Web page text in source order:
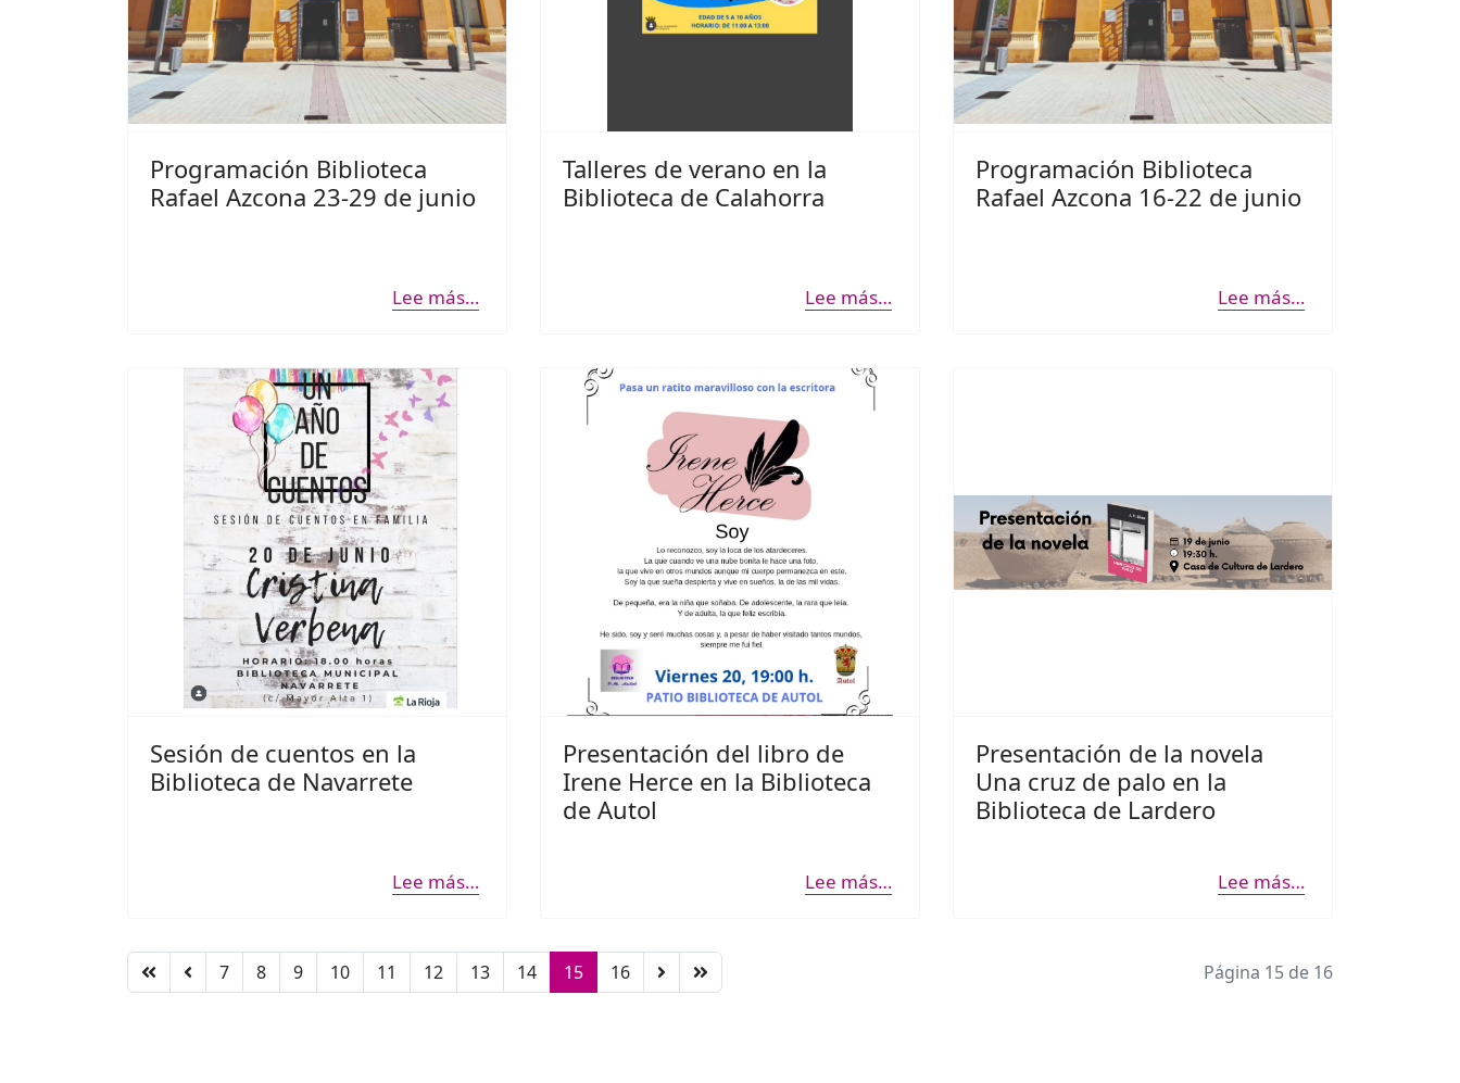
Programación Biblioteca
Rafael Azcona 23-29 de junio
Lee más…
Talleres de verano en la
Biblioteca de Calahorra
Lee más…
Programación Biblioteca
Rafael Azcona 16-22 de junio
Lee más…
Sesión de cuentos en la
Biblioteca de Navarrete
Lee más…
Presentación del libro de
Irene Herce en la Biblioteca
de Autol
Lee más…
Presentación de la novela
Una cruz de palo en la
Biblioteca de Lardero
Lee más…
7 8 9 10 11 12 13 14 15 16 Página 15 de 16